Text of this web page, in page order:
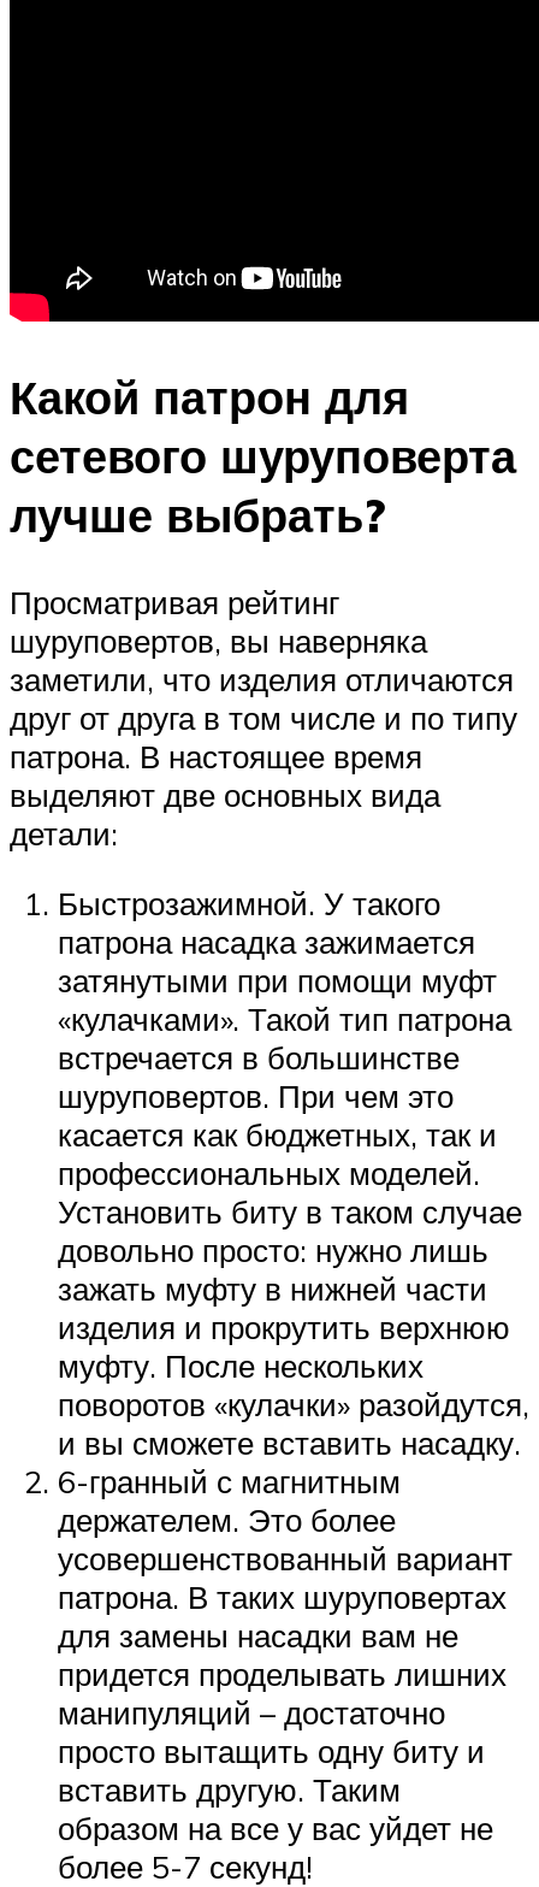
Какой патрон для
сетевого шуруповерта
лучше выбрать?
Просматривая рейтинг
шуруповертов, вы наверняка
заметили, что изделия отличаются
друг от друга в том числе и по типу
патрона. В настоящее время
выделяют две основных вида
детали:
Быстрозажимной. У такого
патрона насадка зажимается
затянутыми при помощи муфт
«кулачками». Такой тип патрона
встречается в большинстве
шуруповертов. При чем это
касается как бюджетных, так и
профессиональных моделей.
Установить биту в таком случае
довольно просто: нужно лишь
зажать муфту в нижней части
изделия и прокрутить верхнюю
муфту. После нескольких
поворотов «кулачки» разойдутся,
и вы сможете вставить насадку.
6-гранный с магнитным
держателем. Это более
усовершенствованный вариант
патрона. В таких шуруповертах
для замены насадки вам не
придется проделывать лишних
манипуляций – достаточно
просто вытащить одну биту и
вставить другую. Таким
образом на все у вас уйдет не
более 5-7 секунд!